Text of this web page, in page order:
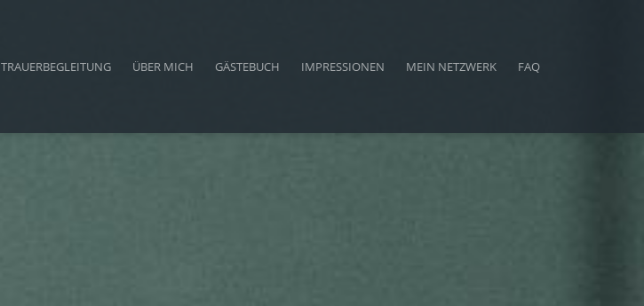
TRAUERBEGLEITUNG ÜBER MICH GÄSTEBUCH IMPRESSIONEN MEIN NETZWERK FAQ